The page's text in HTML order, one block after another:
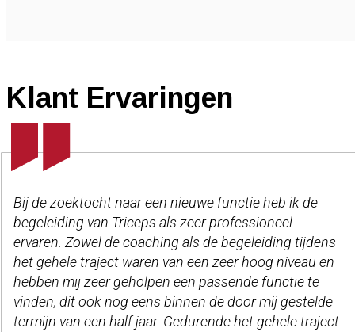
Klant Ervaringen
Bij de zoektocht naar een nieuwe functie heb ik de
begeleiding van Triceps als zeer professioneel
ervaren. Zowel de coaching als de begeleiding tijdens
het gehele traject waren van een zeer hoog niveau en
hebben mij zeer geholpen een passende functie te
vinden, dit ook nog eens binnen de door mij gestelde
termijn van een half jaar. Gedurende het gehele traject